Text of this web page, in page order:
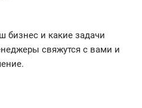
бизнес и какие задачи
свяжутся с вами и